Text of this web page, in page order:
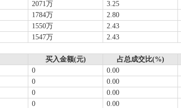
2071万 3.25
1784万 2.80
1550万 2.43
1547万 2.43
买入金额(元) 占总成交比(%)
0 0.00
0 0.00
0 0.00
0 0.00